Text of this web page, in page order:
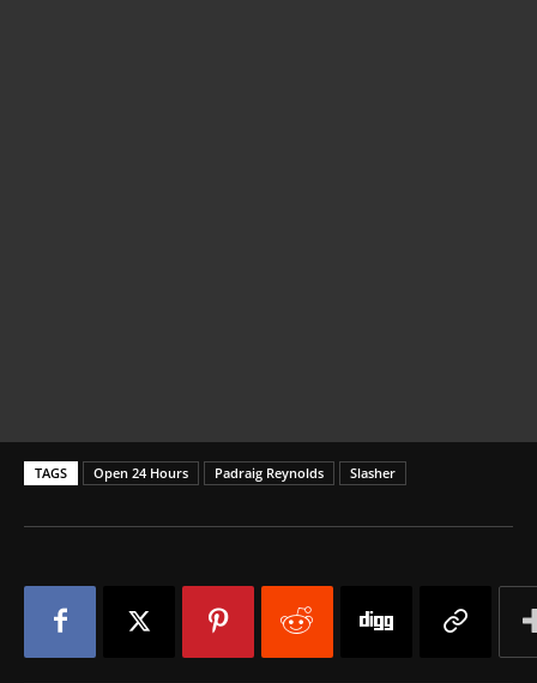
TAGS Open 24 Hours Padraig Reynolds Slasher